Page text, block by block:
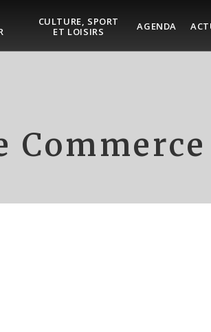
CULTURE, SPORT
ET LOISIRS
AGENDA